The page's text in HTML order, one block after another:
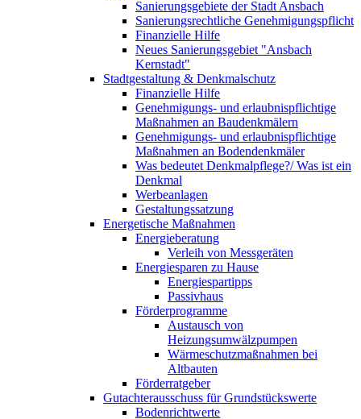
Sanierungsgebiete der Stadt Ansbach
Sanierungsrechtliche Genehmigungspflicht
Finanzielle Hilfe
Neues Sanierungsgebiet "Ansbach
Kernstadt"
Stadtgestaltung & Denkmalschutz
Finanzielle Hilfe
Genehmigungs- und erlaubnispflichtige
Maßnahmen an Baudenkmälern
Genehmigungs- und erlaubnispflichtige
Maßnahmen an Bodendenkmäler
Was bedeutet Denkmalpflege?/ Was ist ein
Denkmal
Werbeanlagen
Gestaltungssatzung
Energetische Maßnahmen
Energieberatung
Verleih von Messgeräten
Energiesparen zu Hause
Energiespartipps
Passivhaus
Förderprogramme
Austausch von
Heizungsumwälzpumpen
Wärmeschutzmaßnahmen bei
Altbauten
Förderratgeber
Gutachterausschuss für Grundstückswerte
Bodenrichtwerte